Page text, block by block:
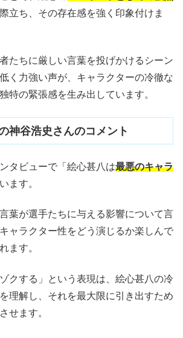
立ち、その存在感を強く印象付けま
たちに厳しい言葉を投げかけるシーン
く力強い声が、キャラクターの冷徹な
特の緊張感を生み出しています。
神谷浩史さんのコメント
タビューで「絵心甚八は最悪のキャラ
ます。
葉が選手たちに与える影響について言
ャラクター性をどう演じるか楽しんで
ます。
クする」という表現は、絵心甚八の冷
理解し、それを最大限に引き出すため
せます。